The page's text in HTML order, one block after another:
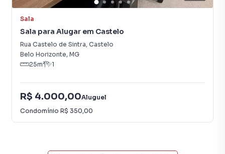
Sala
Sala para Alugar em Castelo
Rua Castelo de Sintra, Castelo
Belo Horizonte, MG
25m² 1
R$ 4.000,00Aluguel
Condomínio R$ 350,00